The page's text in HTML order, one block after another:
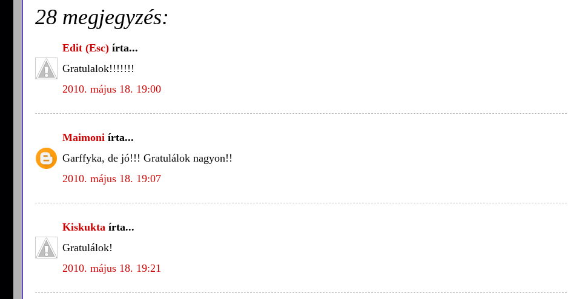
28 megjegyzés:
Edit (Esc) írta...
Gratulalok!!!!!!!
2010. május 18. 19:00
Maimoni írta...
Garffyka, de jó!!! Gratulálok nagyon!!
2010. május 18. 19:07
Kiskukta írta...
Gratulálok!
2010. május 18. 19:21